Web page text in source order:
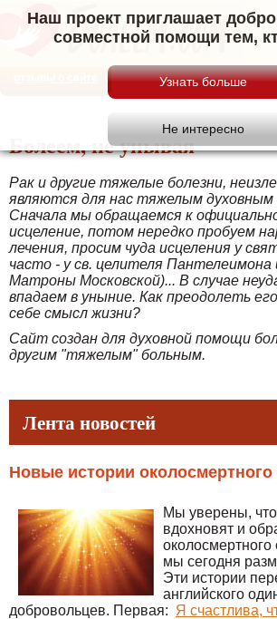
Наш проект приглашает
совместной помощи тем,
Болеем, не унывая
Рак и другие тяжелые болезни,
являются для нас тяжелым
Сначала мы обращаемся к
исцеление, потом нередко пробуем
лечения, просим чуда исцеления у
часто - у св. целителя
Матроны Московской)... В случае
впадаем в уныние. Как преодолеть
себе смысл жизни?
Сайт создан для духовной помощи
другим "тяжелым" больным.
Лента новостей
Новые истории
Мы уверены,
вдохновят и
мы сегодня
Эти истории
английского
добровольцев. Первая: Я счастлива,